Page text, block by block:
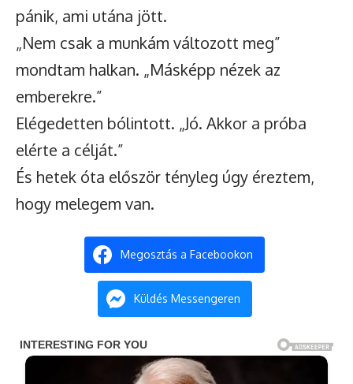
pánik, ami utána jött.
„Nem csak a munkám változott meg”
mondtam halkan. „Másképp nézek az
emberekre.”
Elégedetten bólintott. „Jó. Akkor a próba
elérte a célját.”
És hetek óta először tényleg úgy éreztem,
hogy melegem van.
Megosztás a Facebookon
Küldés Messengeren